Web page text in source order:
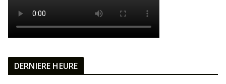
DERNIERE HEURE